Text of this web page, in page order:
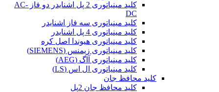
کلید مینیاتوری 2 پل اشنایدر دو فاز AC-
DC
کلید مینیاتوری سه فاز اشنایدر
کلید مینیاتوری 4 پل اشنایدر
کلید مینیاتوری هیوندا اصل کره
کلید مینیاتوری زیمنس (SIEMENS)
کلید مینیاتوری آاگ (AEG)
کلید مینیاتوری ال اس (LS)
کلید محافظ جان
کلید محافظ جان 2پل